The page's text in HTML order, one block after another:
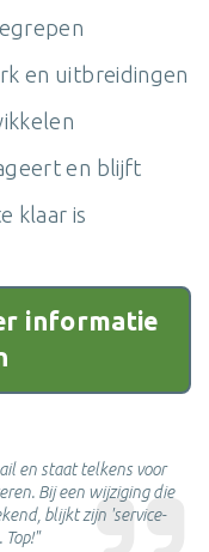
en uitbreidingen
en blijft
klaar is
informatie
en staat telkens voor
Bij een wijziging die
blijkt zijn 'service-